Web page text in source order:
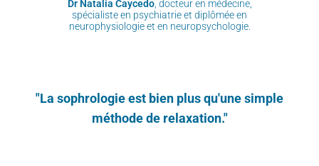
Dr Natalia Caycedo, docteur en médecine,
spécialiste en psychiatrie et diplômée en
neurophysiologie et en neuropsychologie.
"La sophrologie est bien plus qu'une simple
méthode de relaxation."